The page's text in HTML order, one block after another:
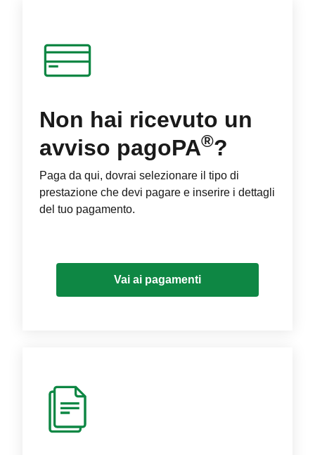
Non hai ricevuto un
avviso pagoPA®?
Paga da qui, dovrai selezionare il tipo di
prestazione che devi pagare e inserire i dettagli
del tuo pagamento.
Vai ai pagamenti